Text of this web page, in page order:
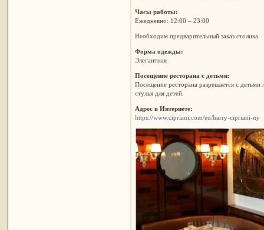
Часы работы:
Ежедневно: 12:00 – 23:00
Необходим предварительный заказ столика.
Форма одежды:
Элегантная
Посещение ресторана с детьми:
Посещение ресторана разрешается с детьми
стулья для детей.
Адрес в Интернете:
https://www.cipriani.com/eu/harry-cipriani-ny